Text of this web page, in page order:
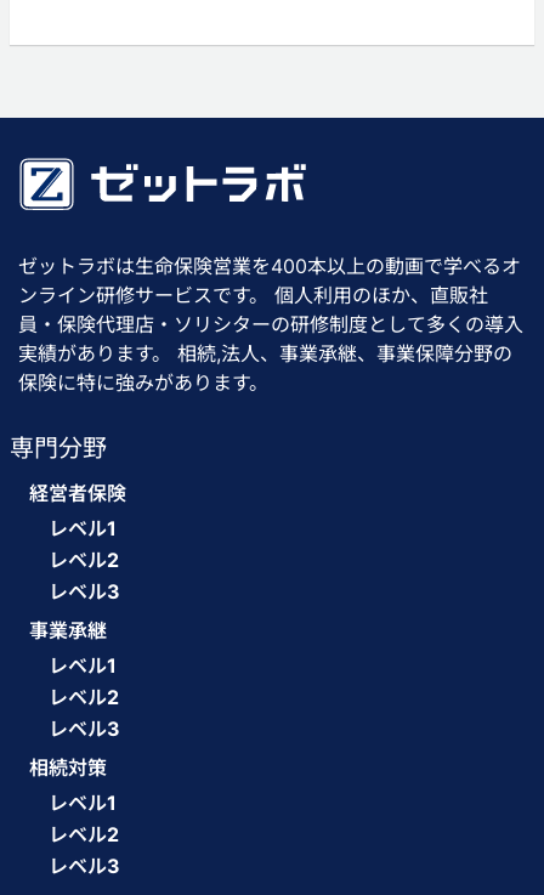
ゼットラボは生命保険営業を400本以上の動画で学べるオ
ンライン研修サービスです。 個人利用のほか、直販社
員・保険代理店・ソリシターの研修制度として多くの導入
実績があります。 相続,法人、事業承継、事業保障分野の
保険に特に強みがあります。
専門分野
経営者保険
レベル1
レベル2
レベル3
事業承継
レベル1
レベル2
レベル3
相続対策
レベル1
レベル2
レベル3